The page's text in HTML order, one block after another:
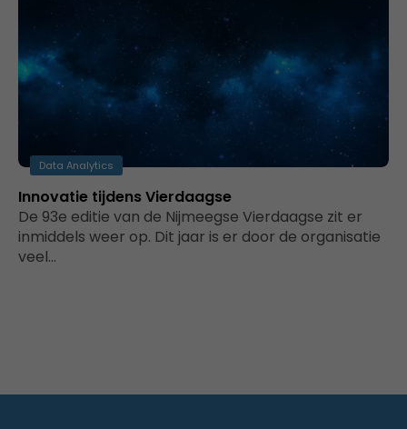
Data Analytics
Innovatie tijdens Vierdaagse
De 93e editie van de Nijmeegse Vierdaagse zit er
inmiddels weer op. Dit jaar is er door de organisatie
veel…